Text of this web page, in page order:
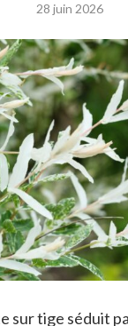
28 juin 2026
sur tige séduit